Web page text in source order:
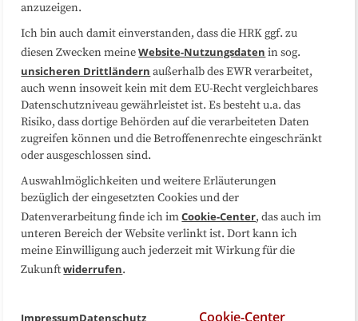
Sitemap
Folgen Sie uns
anzuzeigen.
Ich bin auch damit einverstanden, dass die HRK ggf. zu
diesen Zwecken meineWebsite-Nutzungsdaten in sog.
unsicheren Drittländern außerhalb des EWR verarbeitet,
auch wenn insoweit kein mit dem EU-Recht vergleichbares
Datenschutzniveau gewährleistet ist. Es besteht u.a. das
Risiko, dass dortige Behörden auf die verarbeiteten Daten
zugreifen können und die Betroffenenrechte eingeschränkt
oder ausgeschlossen sind.
Auswahlmöglichkeiten und weitere Erläuterungen
bezüglich der eingesetzten Cookies und der
Datenverarbeitung finde ich imCookie-Center, das auch im
unteren Bereich der Website verlinkt ist. Dort kann ich
meine Einwilligung auch jederzeit mit Wirkung für die
Zukunftwiderrufen.
ImpressumDatenschutz Cookie-Center